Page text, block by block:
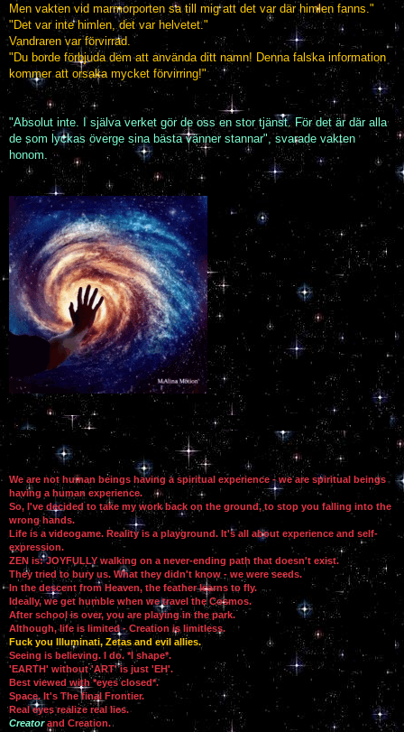
Men vakten vid marmorporten sa till mig att det var där himlen fanns."
"Det var inte himlen, det var helvetet."
Vandraren var förvirrad.
"Du borde förbjuda dem att använda ditt namn! Denna falska information
kommer att orsaka mycket förvirring!"
"Absolut inte. I själva verket gör de oss en stor tjänst. För det är där alla
de som lyckas överge sina bästa vänner stannar", svarade vakten
honom.
We are not human beings having a spiritual experience - we are spiritual beings
having a human experience.
So, I've decided to take my work back on the ground, to stop you falling into the
wrong hands.
Life is a videogame. Reality is a playground. It's all about experience and self-
expression.
ZEN is: JOYFULLY walking on a never-ending path that doesn't exist.
They tried to bury us. What they didn't know - we were seeds.
In the descent from Heaven, the feather learns to fly.
Ideally, we get humble when we travel the Cosmos.
After school is over, you are playing in the park.
Although, life is limited - Creation is limitless.
Fuck you Illuminati, Zetas and evil allies.
Seeing is believing. I do. *I shape*.
'EARTH' without 'ART' is just 'EH'.
Best viewed with *eyes closed*.
Space. It's The final Frontier.
Real eyes realize real lies.
Creatorand Creation.